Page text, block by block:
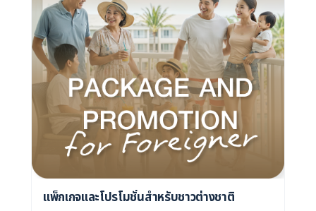
แพ็กเกจและโปรโมชั่นสำหรับชาวต่างชาติ